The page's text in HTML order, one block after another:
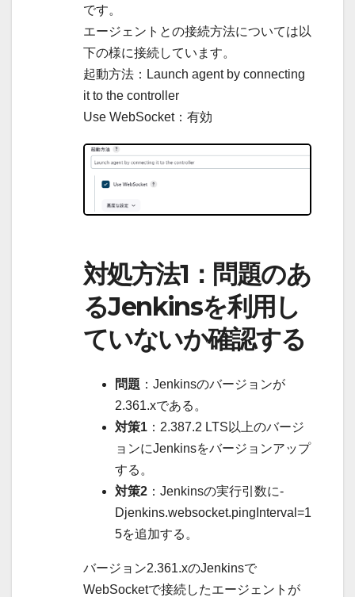
です。
エージェントとの接続方法については以
下の様に接続しています。
起動方法：Launch agent by connecting
it to the controller
Use WebSocket：有効
対処方法1：問題のあ
るJenkinsを利用し
ていないか確認する
問題 ：Jenkinsのバージョンが
2.361.xである。
対策1 ：2.387.2 LTS以上のバージ
ョンにJenkinsをバージョンアップ
する。
対策2 ：Jenkinsの実行引数に-
Djenkins.websocket.pingInterval=1
5を追加する。
バージョン2.361.xのJenkinsで
WebSocketで接続したエージェントが